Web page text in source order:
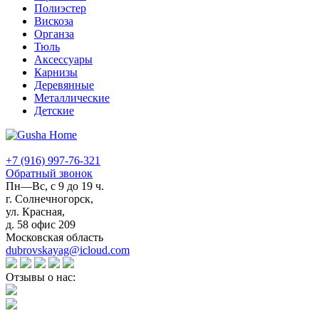
Полиэстер
Вискоза
Органза
Тюль
Аксессуары
Карнизы
Деревянные
Металлические
Детские
+7 (916) 997-76-321
Обратный звонок
Пн—Вс, с 9 до 19 ч.
г. Солнечногорск,
ул. Красная,
д. 58 офис 209
Московская область
dubrovskayag@icloud.com
Отзывы о нас: